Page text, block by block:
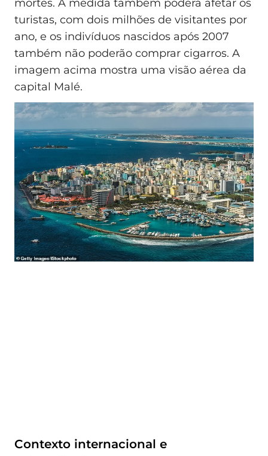
mortes. A medida também poderá afetar os
turistas, com dois milhões de visitantes por
ano, e os indivíduos nascidos após 2007
também não poderão comprar cigarros. A
imagem acima mostra uma visão aérea da
capital Malé.
Contexto internacional e